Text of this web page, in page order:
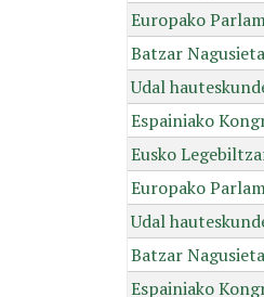
Europako
Batzar
Udal
Espainiako
Eusko
Europako
Udal
Batzar
Espainiako